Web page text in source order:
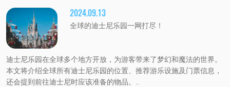
2024.09.13
全球的迪士尼乐园一网打尽！
迪士尼乐园在全球多个地方开放，为游客带来了梦幻和魔法的世界。
本文将介绍全球所有迪士尼乐园的位置、推荐游乐设施及门票信息，
还会提到前往迪士尼时应该准备的物品。..